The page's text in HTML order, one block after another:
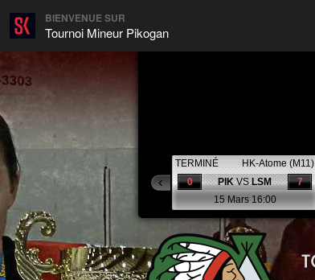
BIENVENUE SUR
Tournoi Mineur Pikogan
TERMINÉ
HK-Atome (M11)
7
0 PIKVSLSM
15 Mars 16:00